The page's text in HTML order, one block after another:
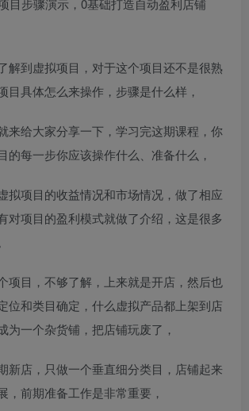
解到虚拟项目，对于这个项目还不是很熟
目具体怎么来操作，步骤是什么样，
来给大家分享一下，学习完这期课程，你
的每一步你应该操作什么、准备什么，
拟项目的收益情况和市场情况，做了相应
对项目的盈利模式就做了介绍，这是很多
项目，不够了解，上来就是开店，然后也
位和类目确定，什么虚拟产品都上架到店
为一个杂货铺，把店铺玩废了，
新店，只做一个垂直细分类目，店铺起来
，前期准备工作是非常重要，